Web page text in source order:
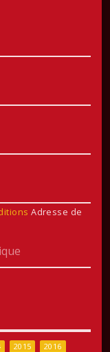
Adresse de
2015
2016